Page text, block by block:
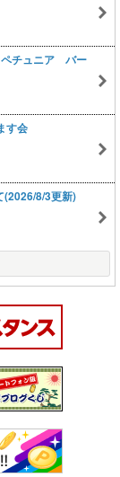
ペチュニア バー
す会
(2026/8/3更新)